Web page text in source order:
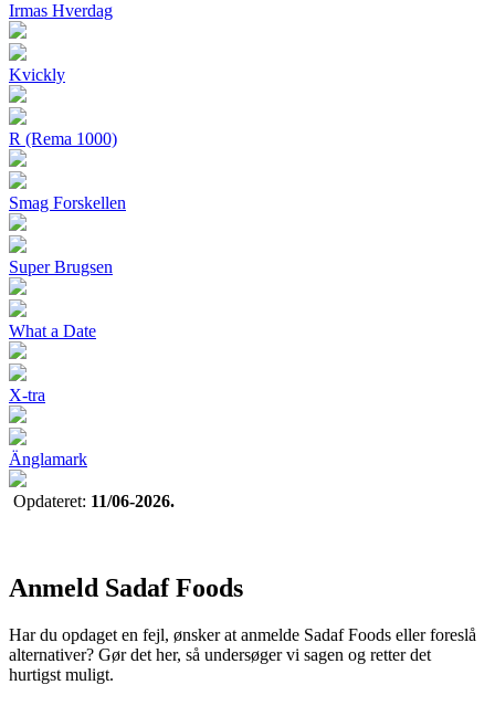
Irmas Hverdag
Kvickly
R (Rema 1000)
Smag Forskellen
Super Brugsen
What a Date
X-tra
Änglamark
Opdateret: 11/06-2026.
Anmeld Sadaf Foods
Har du opdaget en fejl, ønsker at anmelde Sadaf Foods eller foreslå
alternativer? Gør det her, så undersøger vi sagen og retter det
hurtigst muligt.